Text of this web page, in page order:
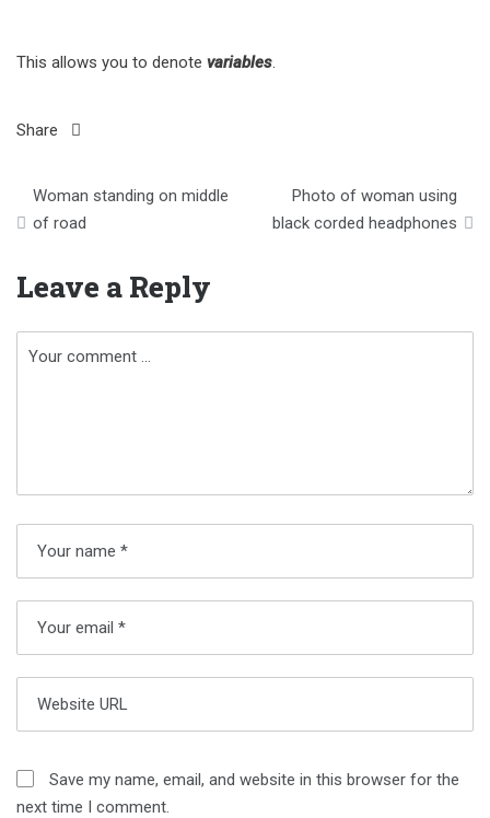
This allows you to denote variables.
Share
Post
navigation
Woman standing on middle
of road
Photo of woman using
black corded headphones
Leave a Reply
Save my name, email, and website in this browser for the
next time I comment.